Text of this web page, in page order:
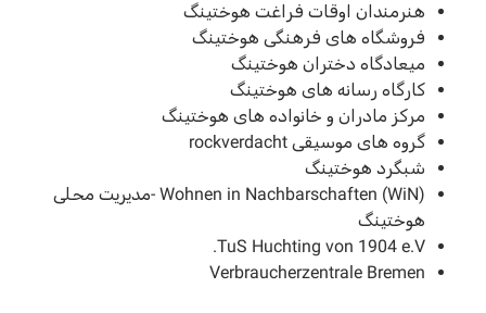
هنرمندان اوقات فراغت هوختینگ
فروشگاه های فرهنگی هوختینگ
میعادگاه دختران هوختینگ
کارگاه رسانه های هوختینگ
مرکز مادران و خانواده های هوختینگ
گروه های موسیقی rockverdacht
شبگرد هوختینگ
Wohnen in Nachbarschaften (WiN) -مدیریت محلی
هوختینگ
TuS Huchting von 1904 e.V.
Verbraucherzentrale Bremen